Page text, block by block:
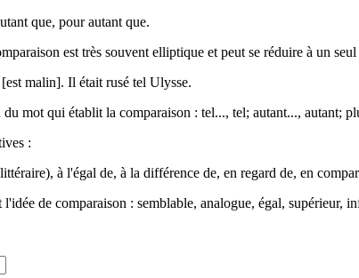
que, pour autant que.
est très souvent elliptique et peut se réduire à un
malin]. Il était rusé tel Ulysse.
mot qui établit la comparaison : tel..., tel; autant..., autant;
:
à l'égal de, à la différence de, en regard de, en
de comparaison : semblable, analogue, égal, supérieur,